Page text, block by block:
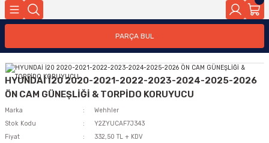
PARÇA BUL
HYUNDAİ İ20 2020-2021-2022-2023-2024-2025-2026
ÖN CAM GÜNEŞLİĞİ & TORPİDO KORUYUCU
Marka
Wehhler
Stok Kodu
Y2ZYUCAF7J343
Fiyat
332,50 TL + KDV